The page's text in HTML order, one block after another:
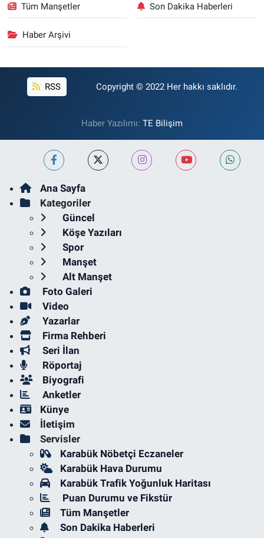
Tüm Manşetler Son Dakika Haberleri
Haber Arşivi
RSS Copyright © 2022 Her hakkı saklıdır.
Haber Yazılımı: TE Bilişim
Ana Sayfa
Kategoriler
Güncel
Köşe Yazıları
Spor
Manşet
Alt Manşet
Foto Galeri
Video
Yazarlar
Firma Rehberi
Seri İlan
Röportaj
Biyografi
Anketler
Künye
İletişim
Servisler
Karabük Nöbetçi Eczaneler
Karabük Hava Durumu
Karabük Trafik Yoğunluk Haritası
Puan Durumu ve Fikstür
Tüm Manşetler
Son Dakika Haberleri